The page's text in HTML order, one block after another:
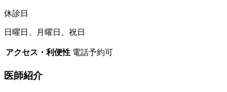
休診日
日曜日、月曜日、祝日
アクセス・利便性 電話予約可
医師紹介